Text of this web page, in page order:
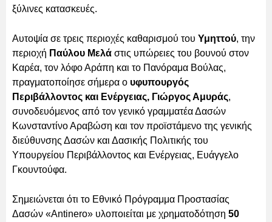
ξύλινες κατασκευές.
Αυτοψία σε τρεις περιοχές καθαρισμού του Υμηττού, την
περιοχή Παύλου Μελά στις υπώρειες του βουνού στον
Καρέα, τον λόφο Αράπη και το Πανόραμα Βούλας,
πραγματοποίησε σήμερα ο υφυπουργός
Περιβάλλοντος και Ενέργειας, Γιώργος Αμυράς,
συνοδευόμενος από τον γενικό γραμματέα Δασών
Κωνσταντίνο Αραβώση και τον προϊστάμενο της γενικής
διεύθυνσης Δασών και Δασικής Πολιτικής του
Υπουργείου Περιβάλλοντος και Ενέργειας, Ευάγγελο
Γκουντούφα.
Σημειώνεται ότι το Εθνικό Πρόγραμμα Προστασίας
Δασών «Antinero» υλοποιείται με χρηματοδότηση 50